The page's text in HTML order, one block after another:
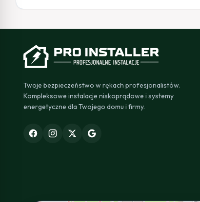
Twoje bezpieczeństwo w rękach profesjonalistów.
Kompleksowe instalacje niskoprądowe i systemy
energetyczne dla Twojego domu i firmy.